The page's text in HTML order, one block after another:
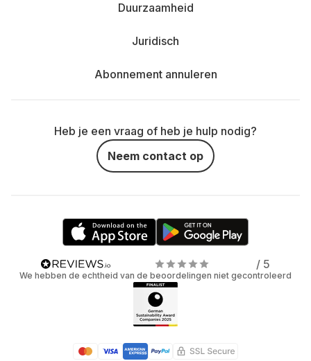
Duurzaamheid
Juridisch
Abonnement annuleren
Heb je een vraag of heb je hulp nodig?
Neem contact op
/ 5
We hebben de echtheid van de beoordelingen niet gecontroleerd